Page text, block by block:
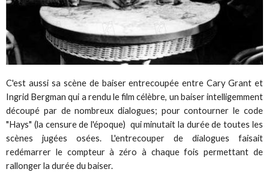
C'est aussi sa scène de baiser entrecoupée entre Cary Grant et
Ingrid Bergman qui a rendu le film célèbre, un baiser intelligemment
découpé par de nombreux dialogues; pour contourner le code
"Hays" (la censure de l'époque) qui minutait la durée de toutes les
scènes jugées osées. L'entrecouper de dialogues faisait
redémarrer le compteur à zéro à chaque fois permettant de
rallonger la durée du baiser.